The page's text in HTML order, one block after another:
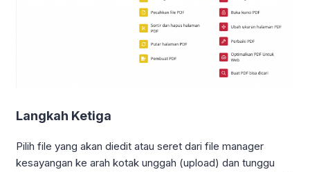
Langkah Ketiga
Pilih file yang akan diedit atau seret dari file manager
kesayangan ke arah kotak unggah (upload) dan tunggu